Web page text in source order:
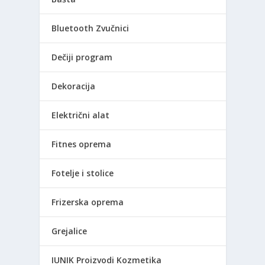
Bluetooth Zvučnici
Dečiji program
Dekoracija
Električni alat
Fitnes oprema
Fotelje i stolice
Frizerska oprema
Grejalice
IUNIK Proizvodi Kozmetika